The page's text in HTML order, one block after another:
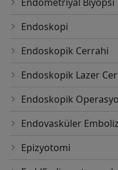
Endometriyal Biyopsi
Endoskopi
Endoskopik Cerrahi
Endoskopik Lazer
Endoskopik
Endovasküler
Epizyotomi